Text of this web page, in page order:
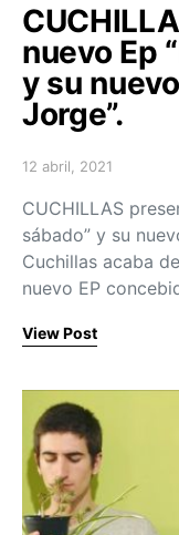
nuevo Ep
y su
Jorge”.
Posted on
12 abril, 2021
CUCHILLAS
sábado” y su
Cuchillas acaba
nuevo EP
View Post